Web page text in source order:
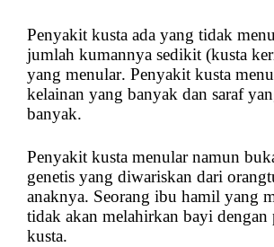
Penyakit kusta ada yang tidak
jumlah kumannya sedikit (kusta
yang menular. Penyakit kusta
kelainan yang banyak dan saraf
banyak.
Penyakit kusta menular namun
genetis yang diwariskan dari
anaknya. Seorang ibu hamil yang
tidak akan melahirkan bayi dengan
kusta.